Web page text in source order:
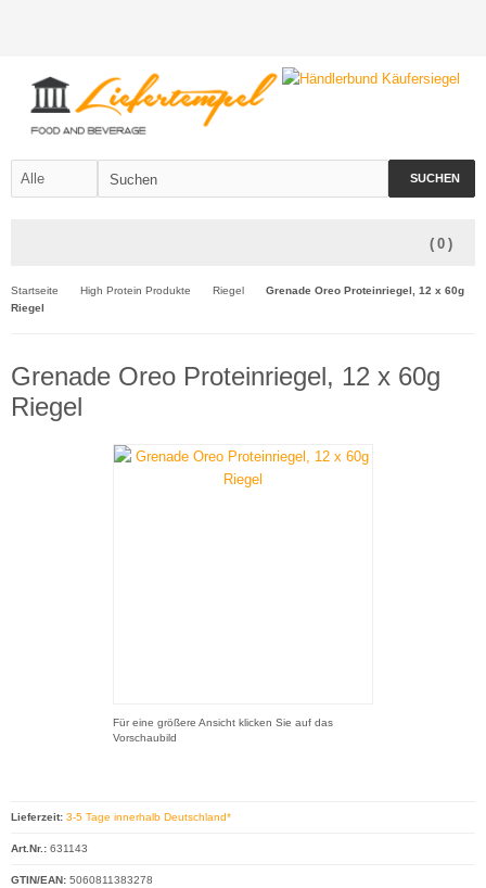
SUCHEN
( 0 )
Startseite High Protein Produkte Riegel
Grenade Oreo Proteinriegel, 12 x 60g
Riegel
Grenade Oreo Proteinriegel, 12 x 60g
Riegel
Für eine größere Ansicht klicken Sie auf das
Vorschaubild
Lieferzeit: 3-5 Tage innerhalb Deutschland*
Art.Nr.: 631143
GTIN/EAN: 5060811383278